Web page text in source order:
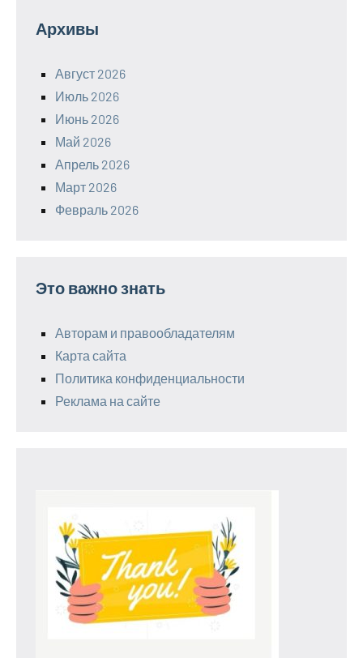
Архивы
Август 2026
Июль 2026
Июнь 2026
Май 2026
Апрель 2026
Март 2026
Февраль 2026
Это важно знать
Авторам и правообладателям
Карта сайта
Политика конфиденциальности
Реклама на сайте